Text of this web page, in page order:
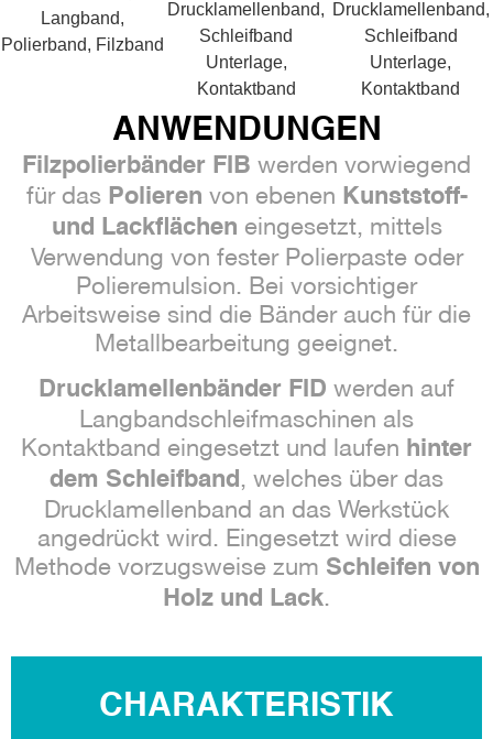
ANWENDUNGEN
Filzpolierbänder FIB werden vorwiegend
für das Polieren von ebenen Kunststoff-
und Lackflächen eingesetzt, mittels
Verwendung von fester Polierpaste oder
Polieremulsion. Bei vorsichtiger
Arbeitsweise sind die Bänder auch für die
Metallbearbeitung geeignet.
Drucklamellenbänder FID werden auf
Langbandschleifmaschinen als
Kontaktband eingesetzt und laufen hinter
dem Schleifband , welches über das
Drucklamellenband an das Werkstück
angedrückt wird. Eingesetzt wird diese
Methode vorzugsweise zum Schleifen von
Holz und Lack.
CHARAKTERISTIK